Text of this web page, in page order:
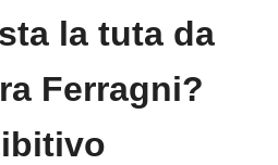
la tuta da
Ferragni?